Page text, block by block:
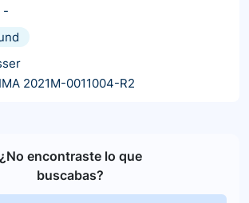
-
2021M-0011004-R2
¿No encontraste lo que
buscabas?